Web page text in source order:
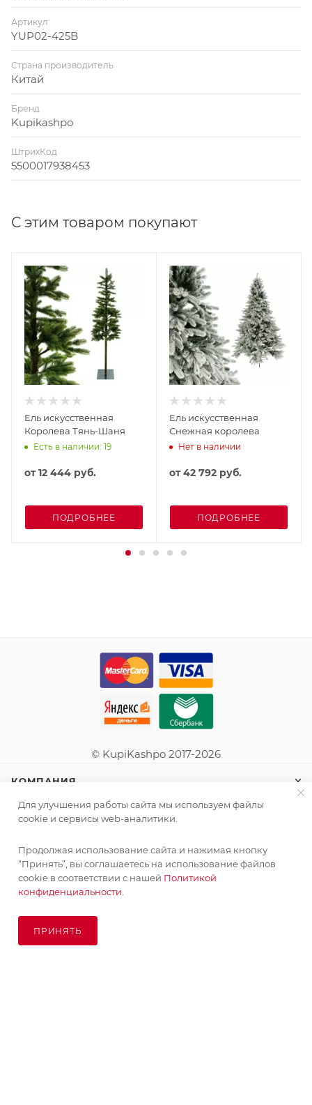
Артикул
YUP02-425B
Страна производитель
Китай
Бренд
Kupikashpo
ШтрихКод
5500017938453
С этим товаром покупают
Ель искусственная
Королева Тянь-Шаня
Есть в наличии: 19
от12 444 руб.
ПОДРОБНЕЕ
Ель искусственная
Снежная королева
Нет в наличии
от42 792 руб.
ПОДРОБНЕЕ
© KupiKashpo 2017-2026
КОМПАНИЯ
ИНФОРМАЦИЯ
ПОМОЩЬ
ПОДПИСАТЬСЯ НА РАССЫЛКУ
Для улучшения работы сайта мы используем файлы
cookie и сервисы web-аналитики.
Продолжая использование сайта и нажимая кнопку
“Принять”, вы соглашаетесь на использование файлов
cookie в соответствии с нашей Политикой
конфиденциальности.
ПРИНЯТЬ